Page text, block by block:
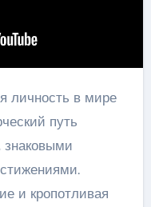
в мире
путь
и кропотливая